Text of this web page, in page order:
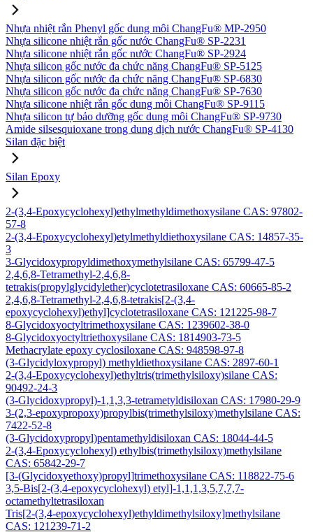
Nhựa nhiệt rắn Phenyl gốc dung môi ChangFu® MP-2950
Nhựa silicone nhiệt rắn gốc nước ChangFu® SP-2231
Nhựa silicone nhiệt rắn gốc nước ChangFu® SP-2924
Nhựa silicon gốc nước đa chức năng ChangFu® SP-5125
Nhựa silicon gốc nước đa chức năng ChangFu® SP-6830
Nhựa silicon gốc nước đa chức năng ChangFu® SP-7630
Nhựa silicone nhiệt rắn gốc dung môi ChangFu® SP-9115
Nhựa silicon tự bảo dưỡng gốc dung môi ChangFu® SP-9730
Amide silsesquioxane trong dung dịch nước ChangFu® SP-4130
Silan đặc biệt
Silan Epoxy
2-(3,4-Epoxycyclohexyl)ethylmethyldimethoxysilane CAS: 97802-
57-8
2-(3,4-Epoxycyclohexyl)etylmethyldiethoxysilane CAS: 14857-35-
3
3-Glycidoxypropyldimethoxymethylsilane CAS: 65799-47-5
2,4,6,8-Tetramethyl-2,4,6,8-
tetrakis(propylglycidylether)cyclotetrasiloxane CAS: 60665-85-2
2,4,6,8-Tetramethyl-2,4,6,8-tetrakis[2-(3,4-
epoxycyclohexyl)ethyl]cyclotetrasiloxane CAS: 121225-98-7
8-Glycidoxyoctyltrimethoxysilane CAS: 1239602-38-0
8-Glycidoxyoctyltriethoxysilane CAS: 1814903-73-5
Methacrylate epoxy cyclosiloxane CAS: 948598-97-8
(3-Glycidyloxypropyl) methyldiethoxysilane CAS: 2897-60-1
2-(3,4-Epoxycyclohexyl)ethyltris(trimethylsiloxy)silane CAS:
90492-24-3
(3-Glycidoxypropyl)-1,1,3,3-tetrametyldisiloxan CAS: 17980-29-9
3-(2,3-epoxypropoxy)propylbis(trimethylsiloxy)methylsilane CAS:
7422-52-8
(3-Glycidoxypropyl)pentamethyldisiloxan CAS: 18044-44-5
2-(3,4-Epoxycyclohexyl) ethylbis(trimethylsiloxy)methylsilane
CAS: 65842-29-7
[3-(Glycidoxyethoxy)propyl]trimethoxysilane CAS: 118822-75-6
3,5-Bis[2-(3,4-epoxycyclohexyl) etyl]-1,1,1,3,5,7,7,7-
octamethyltetrasiloxan
Tris[2-(3,4-epoxycyclohexyl)ethyldimethylsiloxy]methylsilane
CAS: 121239-71-2